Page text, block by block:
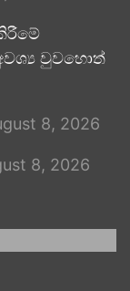
වුවහොත්
8, 2026
8, 2026